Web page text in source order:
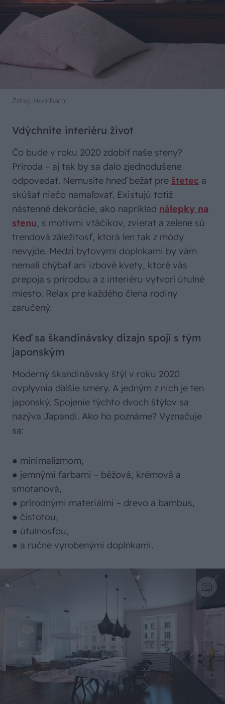
Zdroj: Hornbach
Vdýchnite interiéru život
Čo bude v roku 2020 zdobiť naše steny?
Príroda – aj tak by sa dalo zjednodušene
odpovedať. Nemusíte hneď bežať pre štetec a
skúšať niečo namaľovať. Existujú totiž
nástenné dekorácie, ako napríklad nálepky na
stenu, s motívmi vtáčikov, zvierat a zelene sú
trendová záležitosť, ktorá len tak z módy
nevyjde. Medzi bytovými doplnkami by vám
nemali chýbať ani izbové kvety, ktoré vás
prepoja s prírodou a z interiéru vytvorí útulné
miesto. Relax pre každého člena rodiny
zaručený.
Keď sa škandinávsky dizajn spojí s tým
japonským
Moderný škandinávsky štýl v roku 2020
ovplyvnia ďalšie smery. A jedným z nich je ten
japonský. Spojenie týchto dvoch štýlov sa
nazýva Japandi. Ako ho poznáme? Vyznačuje
sa:
● minimalizmom,
● jemnými farbami – béžová, krémová a
smotanová,
● prírodnými materiálmi – drevo a bambus,
● čistotou,
● útulnosťou,
● a ručne vyrobenými doplnkami.